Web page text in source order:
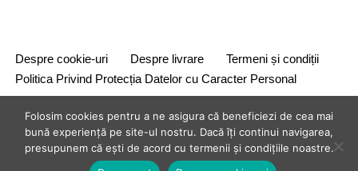
Despre cookie-uri Despre livrare
Termeni și condiții
Politica Privind Protecția Datelor cu Caracter Personal
Folosim cookies pentru a ne asigura că beneficiezi de cea mai
bună experiență pe site-ul nostru. Dacă îți continui navigarea,
presupunem că ești de acord cu termenii și condițiile noastre.